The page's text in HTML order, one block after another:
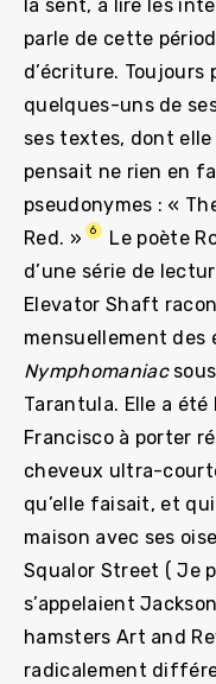
la sent, à lire les
parle de cette
d’écriture. Toujours
quelques-uns de
ses textes, dont
pensait ne rien en
pseudonymes : «
Red. »
6
Le poète
d’une série de
Elevator Shaft
mensuellement des
Nymphomaniac
Tarantula. Elle a été
Francisco à porter
cheveux ultra-
qu’elle faisait, et
maison avec ses
Squalor Street ( Je
s’appelaient
hamsters Art and
radicalement